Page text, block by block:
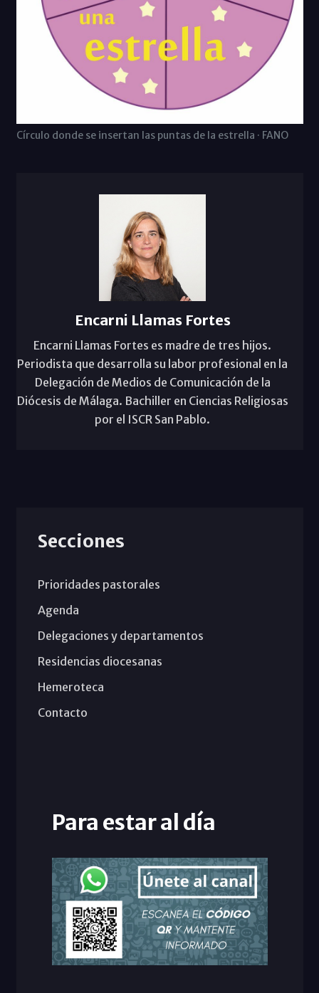
Círculo donde se insertan las puntas de la estrella · FANO
Encarni Llamas Fortes
Encarni Llamas Fortes es madre de tres hijos.
Periodista que desarrolla su labor profesional en la
Delegación de Medios de Comunicación de la
Diócesis de Málaga. Bachiller en Ciencias Religiosas
por el ISCR San Pablo.
Secciones
Prioridades pastorales
Agenda
Delegaciones y departamentos
Residencias diocesanas
Hemeroteca
Contacto
Para estar al día